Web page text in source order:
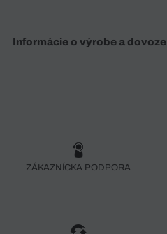
Informácie o výrobe a dovoze
ZÁKAZNÍCKA PODPORA